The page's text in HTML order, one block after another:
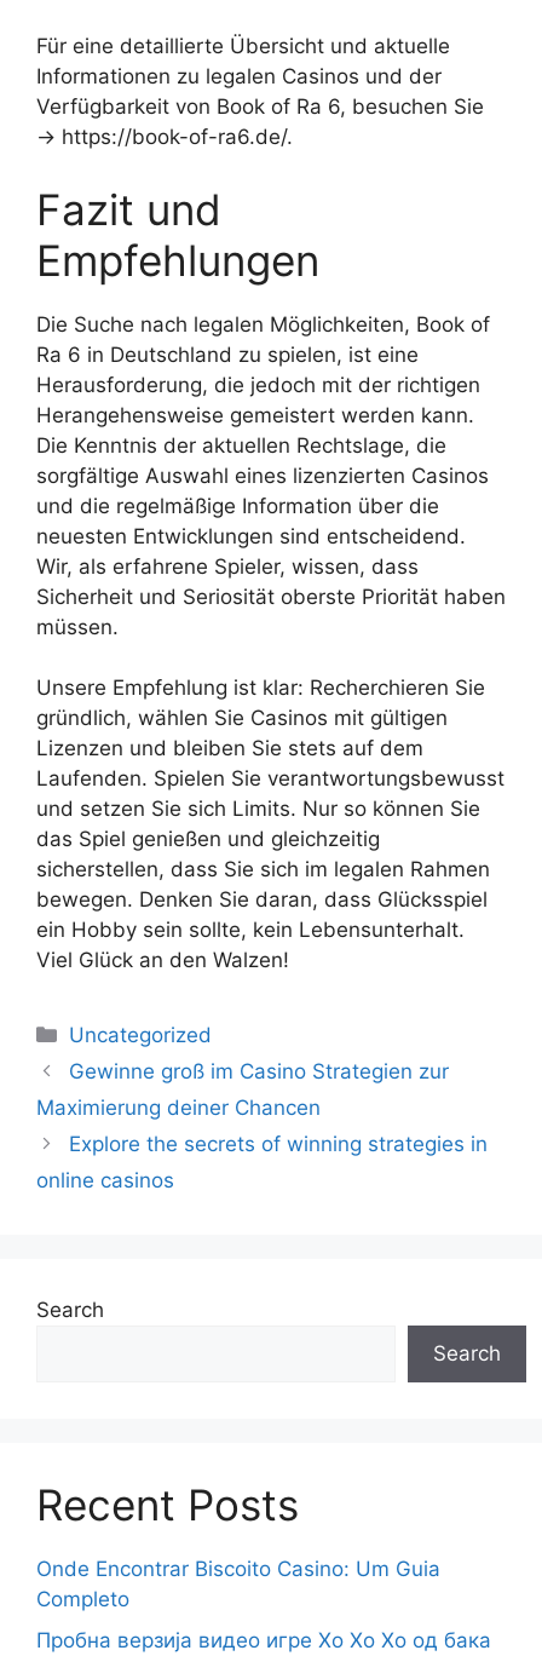
Für eine detaillierte Übersicht und aktuelle
Informationen zu legalen Casinos und der
Verfügbarkeit von Book of Ra 6, besuchen Sie
→ https://book-of-ra6.de/.
Fazit und
Empfehlungen
Die Suche nach legalen Möglichkeiten, Book of
Ra 6 in Deutschland zu spielen, ist eine
Herausforderung, die jedoch mit der richtigen
Herangehensweise gemeistert werden kann.
Die Kenntnis der aktuellen Rechtslage, die
sorgfältige Auswahl eines lizenzierten Casinos
und die regelmäßige Information über die
neuesten Entwicklungen sind entscheidend.
Wir, als erfahrene Spieler, wissen, dass
Sicherheit und Seriosität oberste Priorität haben
müssen.
Unsere Empfehlung ist klar: Recherchieren Sie
gründlich, wählen Sie Casinos mit gültigen
Lizenzen und bleiben Sie stets auf dem
Laufenden. Spielen Sie verantwortungsbewusst
und setzen Sie sich Limits. Nur so können Sie
das Spiel genießen und gleichzeitig
sicherstellen, dass Sie sich im legalen Rahmen
bewegen. Denken Sie daran, dass Glücksspiel
ein Hobby sein sollte, kein Lebensunterhalt.
Viel Glück an den Walzen!
Uncategorized
Gewinne groß im Casino Strategien zur
Maximierung deiner Chancen
Explore the secrets of winning strategies in
online casinos
Search
Search
Recent Posts
Onde Encontrar Biscoito Casino: Um Guia
Completo
Пробна верзија видео игре Хо Хо Хо од бака